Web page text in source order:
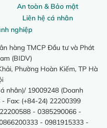
An toàn & Bảo mật
Liên hệ cá nhân
nghiệp
hàng TMCP Đầu tư và Phát
(BIDV)
Phường Hoàn Kiếm, TP Hà
nhân)/ 19009248 (Doanh
Fax: (+84-24) 22200399
- 0385290066 -
- 0981915333 -